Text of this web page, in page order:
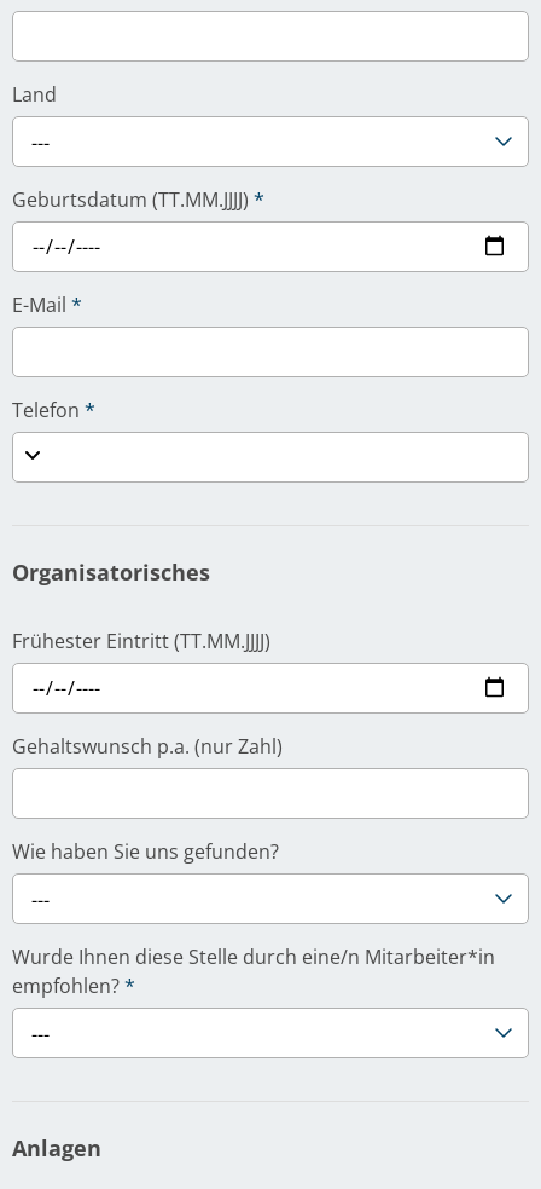
Land
---
Geburtsdatum (TT.MM.JJJJ) *
E-Mail *
Telefon *
Organisatorisches
Frühester Eintritt (TT.MM.JJJJ)
Gehaltswunsch p.a. (nur Zahl)
Wie haben Sie uns gefunden?
---
Wurde Ihnen diese Stelle durch eine/n Mitarbeiter*in
empfohlen?*
---
Anlagen